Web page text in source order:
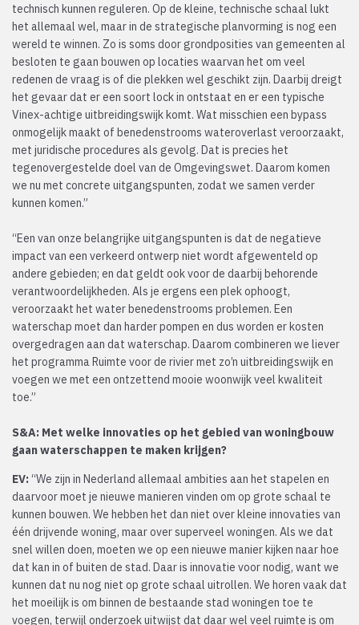
technisch kunnen reguleren. Op de kleine, technische schaal lukt
het allemaal wel, maar in de strategische planvorming is nog een
wereld te winnen. Zo is soms door grondposities van gemeenten al
besloten te gaan bouwen op locaties waarvan het om veel
redenen de vraag is of die plekken wel geschikt zijn. Daarbij dreigt
het gevaar dat er een soort lock in ontstaat en er een typische
Vinex-achtige uitbreidingswijk komt. Wat misschien een bypass
onmogelijk maakt of benedenstrooms wateroverlast veroorzaakt,
met juridische procedures als gevolg. Dat is precies het
tegenovergestelde doel van de Omgevingswet. Daarom komen
we nu met concrete uitgangspunten, zodat we samen verder
kunnen komen.”
“Een van onze belangrijke uitgangspunten is dat de negatieve
impact van een verkeerd ontwerp niet wordt afgewenteld op
andere gebieden; en dat geldt ook voor de daarbij behorende
verantwoordelijkheden. Als je ergens een plek ophoogt,
veroorzaakt het water benedenstrooms problemen. Een
waterschap moet dan harder pompen en dus worden er kosten
overgedragen aan dat waterschap. Daarom combineren we liever
het programma Ruimte voor de rivier met zo’n uitbreidingswijk en
voegen we met een ontzettend mooie woonwijk veel kwaliteit
toe.”
S&A: Met welke innovaties op het gebied van woningbouw
gaan waterschappen te maken krijgen?
EV: “We zijn in Nederland allemaal ambities aan het stapelen en
daarvoor moet je nieuwe manieren vinden om op grote schaal te
kunnen bouwen. We hebben het dan niet over kleine innovaties van
één drijvende woning, maar over superveel woningen. Als we dat
snel willen doen, moeten we op een nieuwe manier kijken naar hoe
dat kan in of buiten de stad. Daar is innovatie voor nodig, want we
kunnen dat nu nog niet op grote schaal uitrollen. We horen vaak dat
het moeilijk is om binnen de bestaande stad woningen toe te
voegen, terwijl onderzoek uitwijst dat daar wel veel ruimte is om